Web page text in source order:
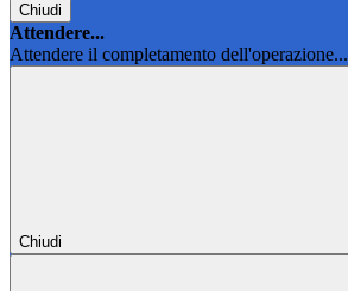
Chiudi
Attendere...
Attendere il completamento dell'operazione...
Chiudi